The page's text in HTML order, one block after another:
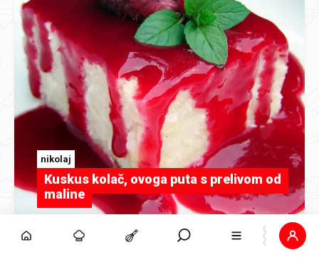
nikolaj
Kuskus kolač, ovoga puta s prelivom od
maline